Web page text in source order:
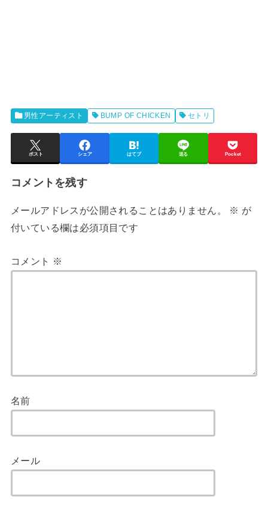
男性アーティスト BUMP OF CHICKEN セトリ
ポスト シェア はてブ 送る Pocket
コメントを残す
メールアドレスが公開されることはありません。 ※ が
付いている欄は必須項目です
コメント ※
名前
メール